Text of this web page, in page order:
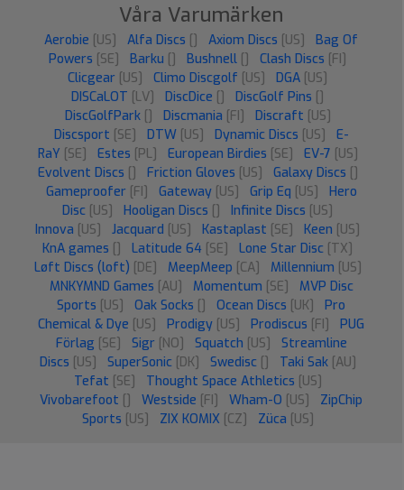
Våra Varumärken
Aerobie [US] Alfa Discs [] Axiom Discs [US]
Bag Of
Powers [SE] Barku [] Bushnell [] Clash Discs [FI]
Clicgear [US] Climo Discgolf [US] DGA [US]
DISCaLOT [LV] DiscDice [] DiscGolf Pins []
DiscGolfPark [] Discmania [FI] Discraft [US]
Discsport [SE] DTW [US] Dynamic Discs [US]
E-
RaY [SE] Estes [PL] European Birdies [SE] EV-7 [US]
Evolvent Discs [] Friction Gloves [US] Galaxy Discs []
Gameproofer [FI] Gateway [US] Grip Eq [US]
Hero
Disc [US] Hooligan Discs [] Infinite Discs [US]
Innova [US] Jacquard [US] Kastaplast [SE] Keen [US]
KnA games [] Latitude 64 [SE] Lone Star Disc [TX]
Løft Discs (loft) [DE] MeepMeep [CA] Millennium [US]
MNKYMND Games [AU] Momentum [SE]
MVP Disc
Sports [US] Oak Socks [] Ocean Discs [UK]
Pro
Chemical & Dye [US] Prodigy [US] Prodiscus [FI]
PUG
Förlag [SE] Sigr [NO] Squatch [US]
Streamline
Discs [US] SuperSonic [DK] Swedisc [] Taki Sak [AU]
Tefat [SE] Thought Space Athletics [US]
Vivobarefoot [] Westside [FI] Wham-O [US]
ZipChip
Sports [US] ZIX KOMIX [CZ] Züca [US]